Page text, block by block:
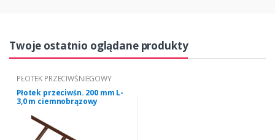
Twoje ostatnio oglądane produkty
PŁOTEK PRZECIWŚNIEGOWY
Płotek przeciwśn. 200 mm L-
3,0 m ciemnobrązowy